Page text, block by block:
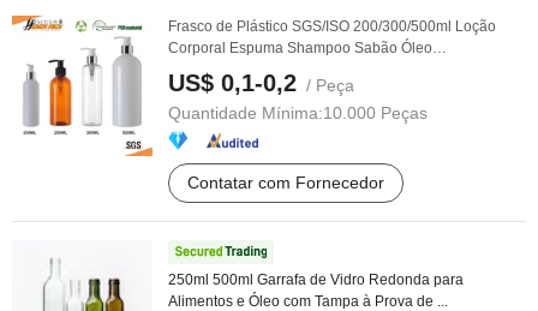
Frasco de Plástico SGS/ISO 200/300/500ml Loção
Corporal Espuma Shampoo Sabão Óleo
Essencial/Frasco ...
US$ 0,1-0,2 / Peça
Quantidade Mínima:10.000 Peças
Contatar com Fornecedor
250ml 500ml Garrafa de Vidro Redonda para
Alimentos e Óleo com Tampa à Prova de ...